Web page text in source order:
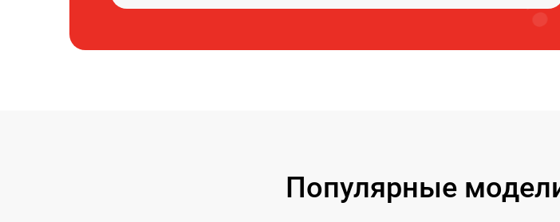
Популярные